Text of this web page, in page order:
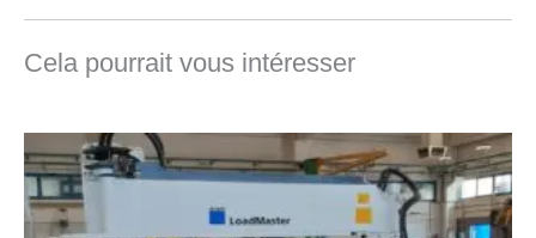
Cela pourrait vous intéresser